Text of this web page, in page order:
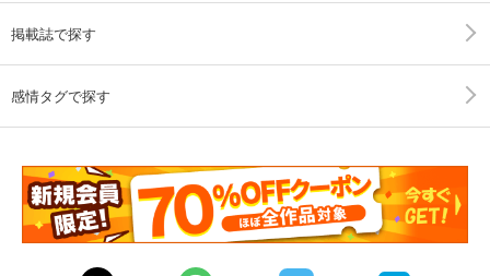
掲載誌で探す
感情タグで探す